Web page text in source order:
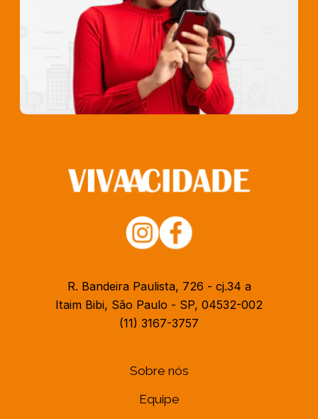
R. Bandeira Paulista, 726 - cj.34 a
Itaim Bibi, São Paulo - SP, 04532-002
(11) 3167-3757
Sobre nós
Equipe